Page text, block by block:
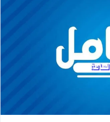
ورقة عمل الفعل المزيد الرباعي